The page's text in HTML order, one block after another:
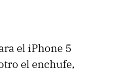
el iPhone 5
el enchufe,